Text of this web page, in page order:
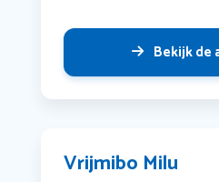
Bekijk
Vrijmibo Milu